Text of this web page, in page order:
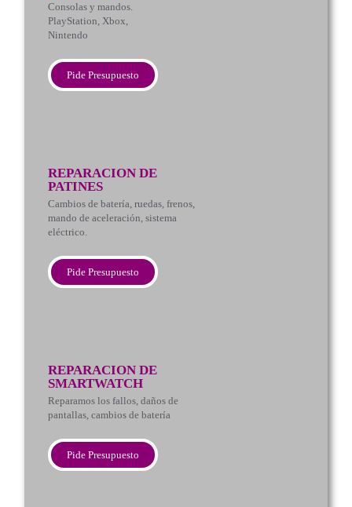
Consolas y mandos.
PlayStation, Xbox,
Nintendo
Pide Presupuesto
REPARACION DE
PATINES
Cambios de batería, ruedas, frenos,
mando de aceleración, sistema
eléctrico.
Pide Presupuesto
REPARACION DE
SMARTWATCH
Reparamos los fallos, daños de
pantallas, cambios de batería
Pide Presupuesto